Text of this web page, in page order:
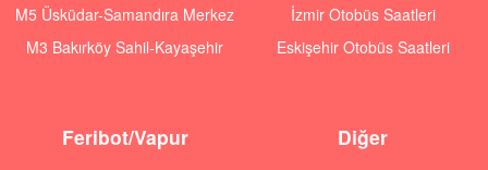
M5 Üsküdar-Samandıra Merkez
M3 Bakırköy Sahil-Kayaşehir
İzmir Otobüs Saatleri
Eskişehir Otobüs Saatleri
Feribot/Vapur Diğer